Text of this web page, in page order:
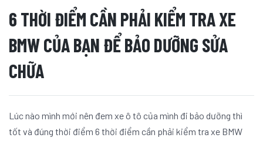
6 THỜI ĐIỂM CẦN PHẢI KIỂM TRA XE
BMW CỦA BẠN ĐỂ BẢO DƯỠNG SỬA
CHỮA
Lúc nào mình mới nên đem xe ô tô của mình đi bảo dưỡng thì
tốt và đúng thời điểm 6 thời điểm cần phải kiểm tra xe BMW